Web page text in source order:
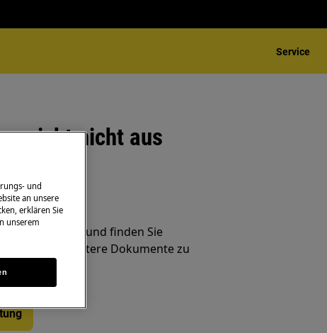
Service
reicht nicht aus
Probleme und finden Sie
und weitere Dokumente zu
und
an unsere
erklären Sie
unserem